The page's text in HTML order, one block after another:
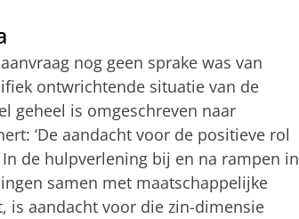
nog geen sprake was van
ontwrichtende situatie van de
geheel is omgeschreven naar
‘De aandacht voor de positieve rol
de hulpverlening bij en na rampen in
samen met maatschappelijke
is aandacht voor die zin-dimensie